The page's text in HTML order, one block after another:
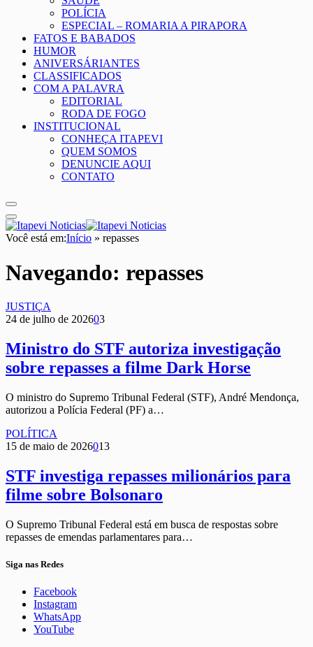
POLÍCIA
ESPECIAL – ROMARIA A PIRAPORA
FATOS E BABADOS
HUMOR
ANIVERSÁRIANTES
CLASSIFICADOS
COM A PALAVRA
EDITORIAL
RODA DE FOGO
INSTITUCIONAL
CONHEÇA ITAPEVI
QUEM SOMOS
DENUNCIE AQUI
CONTATO
Você está em:Início » repasses
Navegando: repasses
JUSTIÇA
24 de julho de 202603
Ministro do STF autoriza investigação
sobre repasses a filme Dark Horse
O ministro do Supremo Tribunal Federal (STF), André Mendonça,
autorizou a Polícia Federal (PF) a…
POLÍTICA
15 de maio de 2026013
STF investiga repasses milionários para
filme sobre Bolsonaro
O Supremo Tribunal Federal está em busca de respostas sobre
repasses de emendas parlamentares para…
Siga nas Redes
Facebook
Instagram
WhatsApp
YouTube